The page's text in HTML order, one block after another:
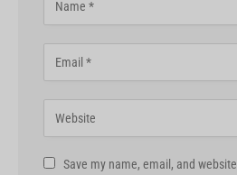
Save my name, email, and